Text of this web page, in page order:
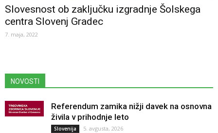
Slovesnost ob zaključku izgradnje Šolskega
centra Slovenj Gradec
7. maja, 2022
NOVOSTI
Referendum zamika nižji davek na osnovna
živila v prihodnje leto
Slovenija 5. avgusta, 2026